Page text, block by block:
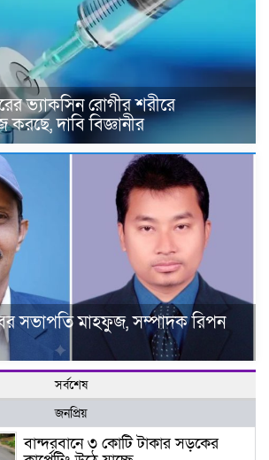
ভ্যাকসিন রোগীর শরীরে
দাবি বিজ্ঞানীর
সভাপতি মাহফুজ, সম্পাদক রিপন
সর্বশেষ
জনপ্রিয়
বান্দরবানে ৩ কোটি টাকার সড়কের